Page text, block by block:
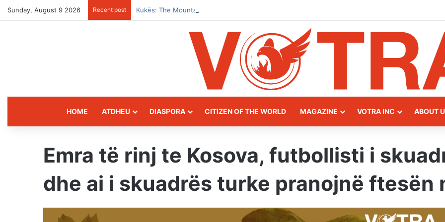
Sunday, August 9 2026 Recent post Kukës: The Mountain Gateway of Northern Albania
HOME ATDHEU DIASPORA CITIZEN OF THE WORLD MAGAZINE VOTRA INC ABOUT
Emra të rinj te Kosova, futbollisti i
dhe ai i skuadrës turke pranojnë ftesën